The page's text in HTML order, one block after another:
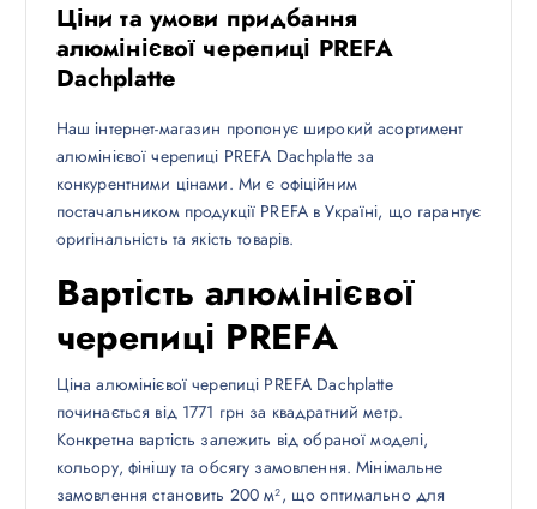
Ціни та умови придбання
алюмінієвої черепиці PREFA
Dachplatte
Наш інтернет-магазин пропонує широкий асортимент
алюмінієвої черепиці PREFA Dachplatte за
конкурентними цінами. Ми є офіційним
постачальником продукції PREFA в Україні, що гарантує
оригінальність та якість товарів.
Вартість алюмінієвої
черепиці PREFA
Ціна алюмінієвої черепиці PREFA Dachplatte
починається від 1771 грн за квадратний метр.
Конкретна вартість залежить від обраної моделі,
кольору, фінішу та обсягу замовлення. Мінімальне
замовлення становить 200 м², що оптимально для